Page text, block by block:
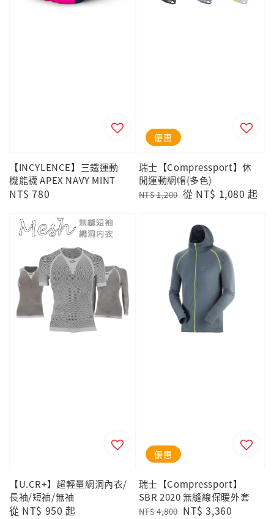
【INCYLENCE】三鐵運動
機能襪 APEX NAVY MINT
Regular
NT$ 780
優惠
瑞士【Compressport】休
閒運動網帽(多色)
Regular
NT$ 1,200 Sale
從 NT$ 1,080 起
【U.CR+】超輕量網洞內衣/
長袖/短袖/無袖
Regular
從 NT$ 950 起
優惠
瑞士【Compressport】
SBR 2020 無縫線保暖外套
Regular
NT$ 4,800 Sale
NT$ 3,360